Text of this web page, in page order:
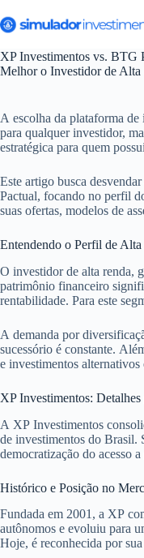
para
o
conteúdo
XP Investimentos vs. BTG
Melhor o Investidor de Alta
A escolha da plataforma
para qualquer investidor,
estratégica para quem
robusto de produtos e
uma é fundamental para
patrimonial.
Este artigo busca
Pactual, focando no perfil
suas ofertas, modelos de
Entendendo o Perfil de
O investidor de alta renda,
patrimônio financeiro
rentabilidade. Para este
A gestão patrimonial
parceiro que compreenda
A demanda por
sucessório é constante.
e investimentos
aprofundados e estratégias
XP Investimentos:
A XP Investimentos
de investimentos do Brasil.
democratização do acesso
desenvolveu estruturas e
Histórico e Posição no
Fundada em 2001, a XP
autônomos e evoluiu para
Hoje, é reconhecida por sua